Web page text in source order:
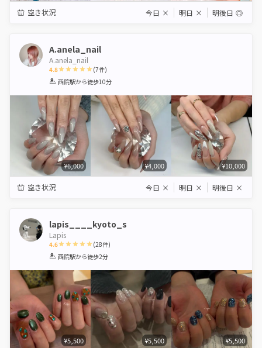
空き状況 今日 × 明日 × 明後日 ◎
A.anela_nail
A.anela_nail
4.8
1 2 3 4 5
(7件)
西院駅から徒歩10分
¥6,000 ¥4,000 ¥10,000
空き状況 今日 × 明日 × 明後日 ×
lapis____kyoto_s
Lapis
4.6
1 2 3 4 5
(28件)
西院駅から徒歩2分
¥5,500 ¥5,500 ¥5,500